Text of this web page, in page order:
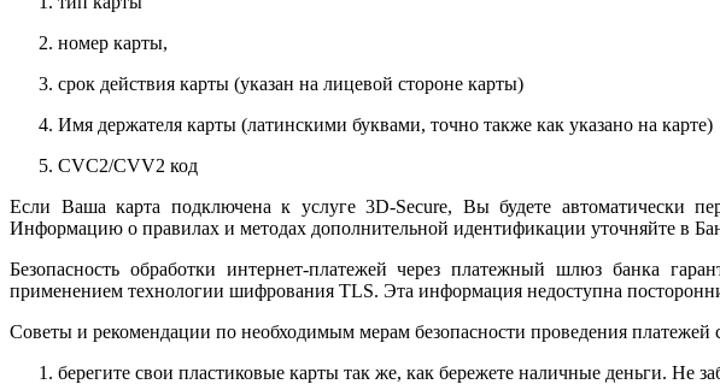
номер карты,
срок действия карты (указан на лицевой стороне карты)
Имя держателя карты (латинскими буквами, точно также как указано на карте)
CVC2/CVV2 код
Если Ваша карта подключена к услуге 3D-Secure, Вы будете автоматически
Информацию о правилах и методах дополнительной идентификации уточняйте в
Безопасность обработки интернет-платежей через платежный шлюз банка
применением технологии шифрования TLS. Эта информация недоступна
Советы и рекомендации по необходимым мерам безопасности проведения платежей
берегите свои пластиковые карты так же, как бережете наличные деньги. Не